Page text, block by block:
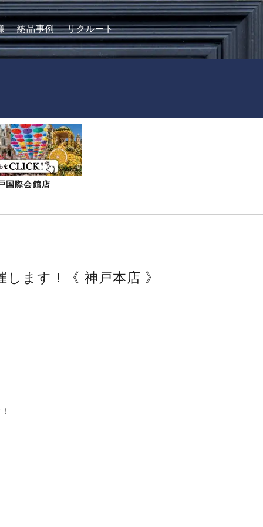
納品事例 リクルート
国際会館店
ます！《 神戸本店 》